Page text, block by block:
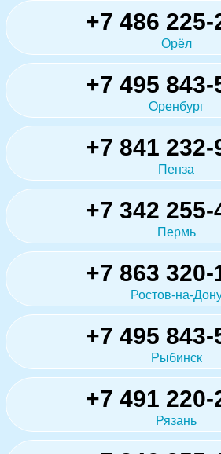
+7 486 225-
Орёл
+7 495 843-
Оренбург
+7 841 232-
Пенза
+7 342 255-
Пермь
+7 863 320-
Ростов-на-
+7 495 843-
Рыбинск
+7 491 220-
Рязань